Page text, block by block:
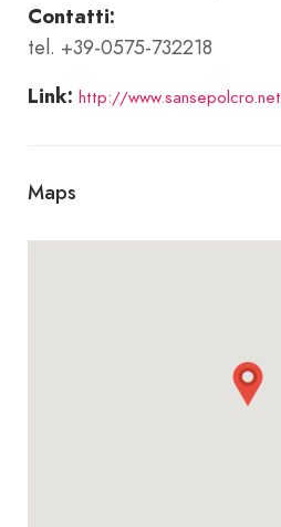
Contatti:
tel. +39-0575-732218
Link: http://www.sansepolcro.net
Maps